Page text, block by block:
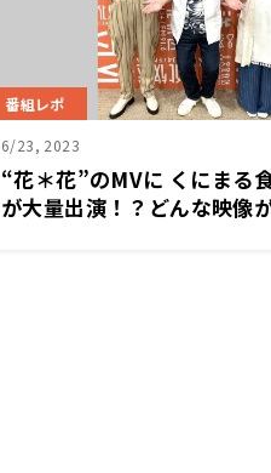
番組レポ
6/23, 2023
“花＊花”のMVに くにまる
が大量出演！？どんな映像